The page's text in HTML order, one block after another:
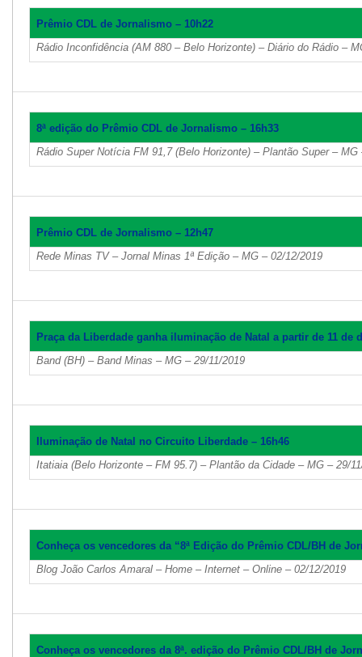
Prêmio CDL de Jornalismo – 10h22
Rádio Inconfidência (AM 880 – Belo Horizonte) – Diário do Rádio –
8ª edição do Prêmio CDL de Jornalismo – 16h33
Rádio Super Notícia FM 91,7 (Belo Horizonte) – Plantão Super – MG
Prêmio CDL de Jornalismo – 12h47
Rede Minas TV – Jornal Minas 1ª Edição – MG – 02/12/2019
Praça da Liberdade ganha iluminação de Natal a partir de 11 de
Band (BH) – Band Minas – MG – 29/11/2019
Iluminação de Natal no Circuito Liberdade – 16h46
Itatiaia (Belo Horizonte – FM 95.7) – Plantão da Cidade – MG – 29/
Conheça os vencedores da “8ª Edição do Prêmio CDL/BH de
Blog João Carlos Amaral – Home – Internet – Online – 02/12/2019
Conheça os vencedores da 8ª. edição do Prêmio CDL/BH de